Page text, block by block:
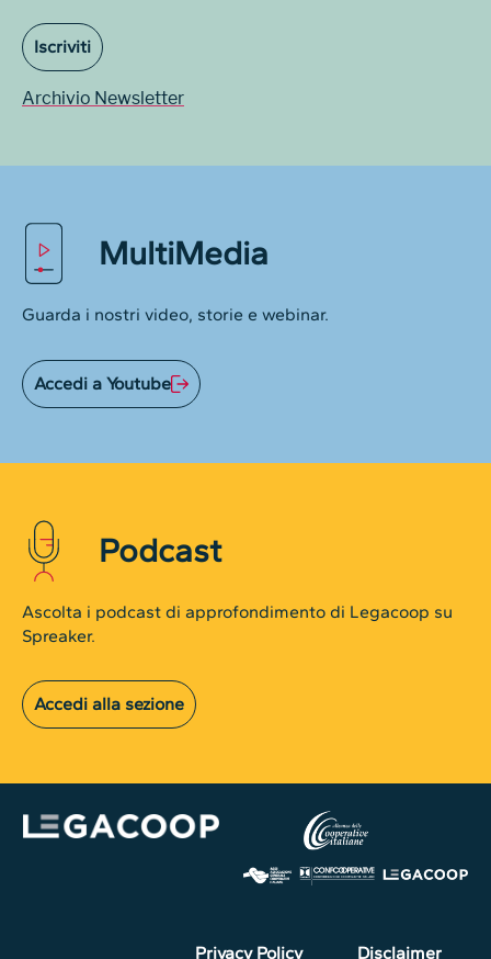
Iscriviti
Archivio Newsletter
MultiMedia
Guarda i nostri video, storie e webinar.
Accedi a Youtube
Podcast
Ascolta i podcast di approfondimento di Legacoop su
Spreaker.
Accedi alla sezione
Privacy Policy
Disclaimer